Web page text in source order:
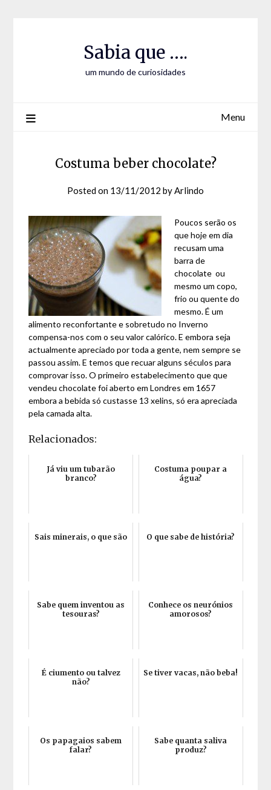
Sabia que ….
um mundo de curiosidades
Menu
Costuma beber chocolate?
Posted on 13/11/2012 byArlindo
Poucos serão os
que hoje em dia
recusam uma
barra de
chocolate ou
mesmo um copo,
frio ou quente do
mesmo. É um
alimento reconfortante e sobretudo no Inverno
compensa-nos com o seu valor calórico. E embora seja
actualmente apreciado por toda a gente, nem sempre se
passou assim. E temos que recuar alguns séculos para
comprovar isso. O primeiro estabelecimento que que
vendeu chocolate foi aberto em Londres em 1657
embora a bebida só custasse 13 xelins, só era apreciada
pela camada alta.
Relacionados:
Já viu um tubarão
branco?
Costuma poupar a
água?
Sais minerais, o que são O que sabe de história?
Sabe quem inventou as
tesouras?
Conhece os neurónios
amorosos?
É ciumento ou talvez
não?
Se tiver vacas, não beba!
Os papagaios sabem
falar?
Sabe quanta saliva
produz?